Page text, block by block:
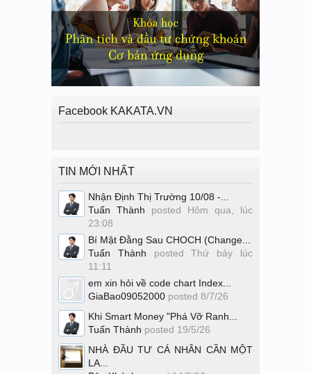
Facebook KAKATA.VN
TIN MỚI NHẤT
Nhận Định Thị Trường 10/08 -...
Tuấn Thành posted Hôm qua, lúc
23:08
Bí Mật Đằng Sau CHOCH (Change...
Tuấn Thành postedThứ bảy lúc
11:11
em xin hỏi về code chart Index...
GiaBao09052000 posted 8/7/26
Khi Smart Money "Phá Vỡ Ranh...
Tuấn Thành posted 19/5/26
NHÀ ĐẦU TƯ CÁ NHÂN CẦN MỘT
LA...